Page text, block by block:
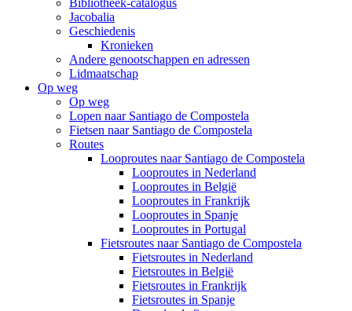
Bibliotheek-catalogus
Jacobalia
Geschiedenis
Kronieken
Andere genootschappen en adressen
Lidmaatschap
Op weg
Op weg
Lopen naar Santiago de Compostela
Fietsen naar Santiago de Compostela
Routes
Looproutes naar Santiago de Compostela
Looproutes in Nederland
Looproutes in België
Looproutes in Frankrijk
Looproutes in Spanje
Looproutes in Portugal
Fietsroutes naar Santiago de Compostela
Fietsroutes in Nederland
Fietsroutes in België
Fietsroutes in Frankrijk
Fietsroutes in Spanje